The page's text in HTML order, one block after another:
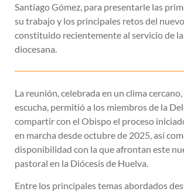
Santiago Gómez, para presentarle las
su trabajo y los principales retos del
constituido recientemente al servicio de
diocesana.
La reunión, celebrada en un clima
escucha, permitió a los miembros de la
compartir con el Obispo el proceso
en marcha desde octubre de 2025, así
disponibilidad con la que afrontan este
pastoral en la Diócesis de Huelva.
Entre los principales temas abordados